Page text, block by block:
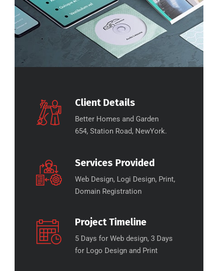
Client Details
Better Homes and Garden
654, Station Road, NewYork.
Services Provided
Web Design, Logi Design, Print,
Domain Registration
Project Timeline
5 Days for Web design, 3 Days
for Logo Design and Print